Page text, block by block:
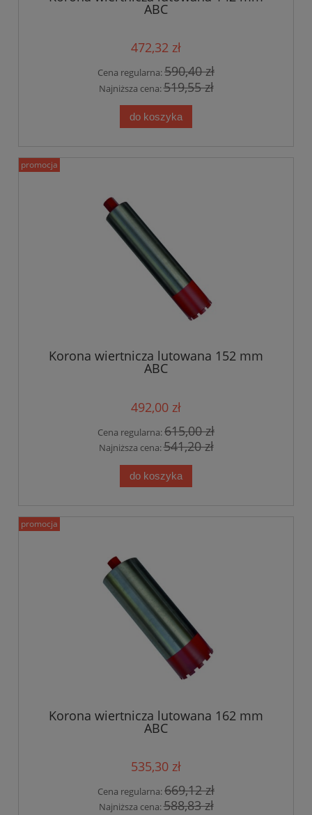
ABC
472,32 zł
Cena regularna:590,40 zł
Najniższa cena:519,55 zł
do koszyka
Korona wiertnicza lutowana 152 mm
ABC
492,00 zł
Cena regularna:615,00 zł
Najniższa cena:541,20 zł
do koszyka
promocja
Korona wiertnicza lutowana 162 mm
ABC
535,30 zł
Cena regularna:669,12 zł
Najniższa cena:588,83 zł
promocja